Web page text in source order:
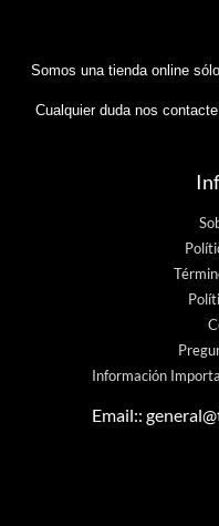
Somos una tienda online
Cualquier duda nos
Información
Email::